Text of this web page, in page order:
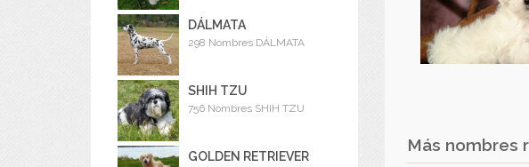
DÁLMATA
298 Nombres DÁLMATA
SHIH TZU
756 Nombres SHIH TZU
GOLDEN RETRIEVER
Más nombres